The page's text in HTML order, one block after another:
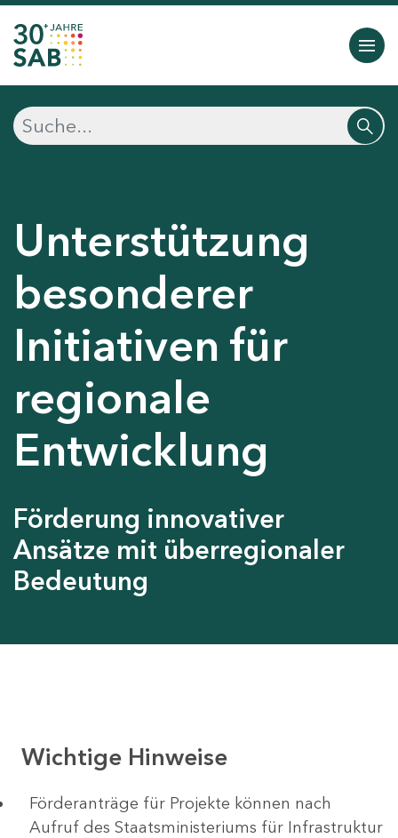
Unterstützung
besonderer
Initiativen für
regionale
Entwicklung
Förderung innovativer
Ansätze mit überregionaler
Bedeutung
Wichtige Hinweise
Förderanträge für Projekte können nach
Aufruf des Staatsministeriums für Infrastruktur